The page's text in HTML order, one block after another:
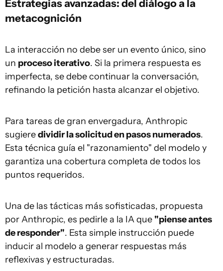
Estrategias avanzadas: del diálogo a la
metacognición
La interacción no debe ser un evento único, sino
un proceso iterativo. Si la primera respuesta es
imperfecta, se debe continuar la conversación,
refinando la petición hasta alcanzar el objetivo.
Para tareas de gran envergadura, Anthropic
sugieredividir la solicitud en pasos numerados.
Esta técnica guía el "razonamiento" del modelo y
garantiza una cobertura completa de todos los
puntos requeridos.
Una de las tácticas más sofisticadas, propuesta
por Anthropic, es pedirle a la IA que "piense antes
de responder". Esta simple instrucción puede
inducir al modelo a generar respuestas más
reflexivas y estructuradas.